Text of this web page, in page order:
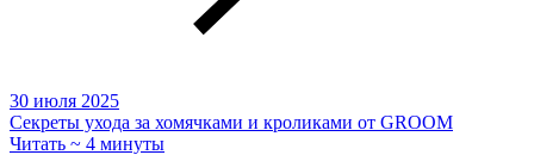
30 июля 2025
Секреты ухода за хомячками и кроликами от GROOM
Читать ~ 4 минуты